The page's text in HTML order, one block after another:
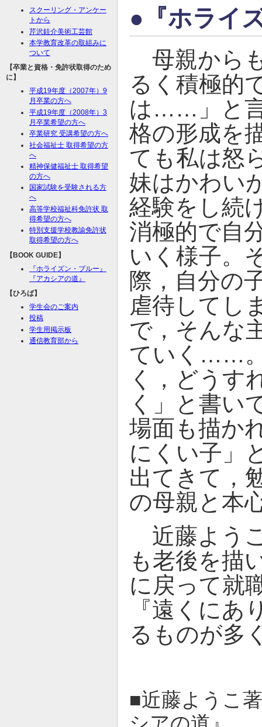
スクーリング・アンケー
トから
芹沢銈介美術工芸館
本学教育改革の取組みに
ついて
【卒業と資格・免許状取得のため
に】
平成19年度（2007年）9
月卒業の方へ
平成19年度（2008年）3
月卒業希望の方へ
卒業研究 受講希望の方へ
社会福祉士 取得希望の方
へ
精神保健福祉士 取得希望
の方へ
国家試験を受験される方
へ
高等学校福祉科免許状 取
得希望の方へ
特別支援学校教諭免許状
取得希望の方へ
【BOOK GUIDE】
『ホライズン・ブルー』
『アカシアの道』
【ひろば】
学生会のご案内
投稿
学生用掲示板
通信教育部から
●『ホライ
母親から
るく積極的
は……」と言
格の形成を
ても私は怒
妹はかわい
経験をし続
消極的で自
いく様子。
際，自分の
虐待してし
で，そんな
ていく……。
く，どうす
く」と書い
場面も描か
にくい子」
出てきて，
の母親と本
近藤よう
も老後を描
に戻って就
『遠くにあ
るものが多
■近藤ようこ